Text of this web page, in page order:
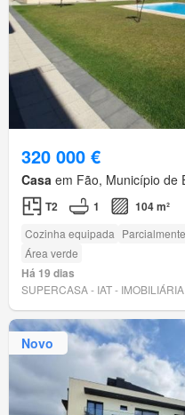
320 000 €
Casa em Fão, Município de
T2 1 104 m²
Cozinha equipada
Área verde
Há 19 dias
SUPERCASA - IAT - IMOBILIÁRIA
Novo